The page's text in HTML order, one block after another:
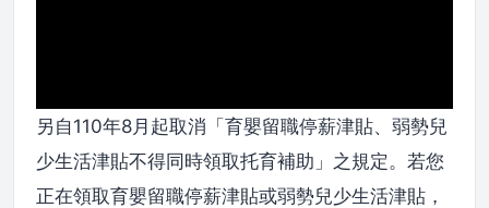
另自110年8月起取消「育嬰留職停薪津貼、弱勢兒
少生活津貼不得同時領取托育補助」之規定。若您
正在領取育嬰留職停薪津貼或弱勢兒少生活津貼，